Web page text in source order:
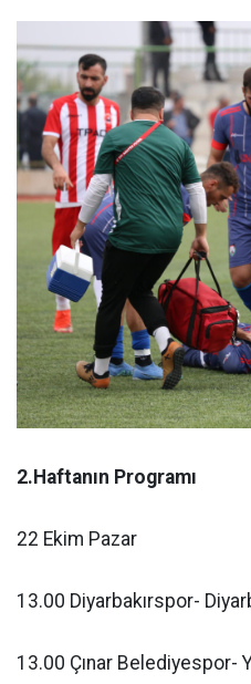
2.Haftanın Programı
22 Ekim Pazar
13.00 Diyarbakırspor-
13.00 Çınar Belediyespor-